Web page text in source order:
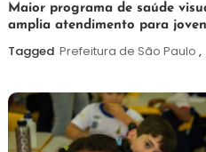
7
de
agosto
Maurilio
Maior programa de saúde
amplia atendimento para
Tagged Prefeitura de São Paulo ,